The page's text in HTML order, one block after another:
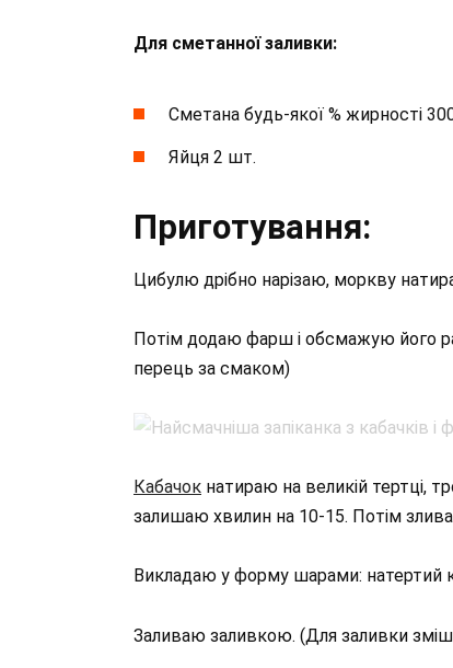
Для сметанної заливки:
Сметана будь-якої % жирності
Яйця 2 шт.
Приготування:
Цибулю дрібно нарізаю, моркву
Потім додаю фарш і обсмажую його
перець за смаком)
Кабачок натираю на великій тертці,
залишаю хвилин на 10-15. Потім
Викладаю у форму шарами: натертий
Заливаю заливкою. (Для заливки